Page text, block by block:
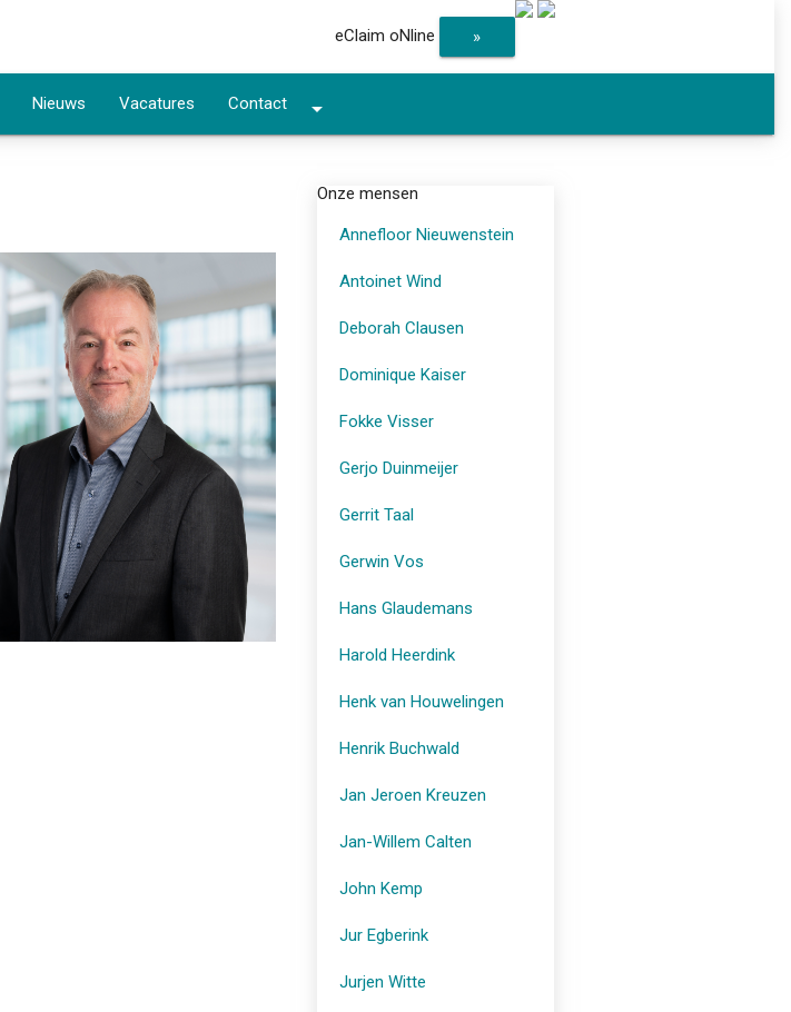
eClaim oNline »
Nieuws Vacatures Contact arrow_drop_down
Onze mensen
Annefloor Nieuwenstein
Antoinet Wind
Deborah Clausen
Dominique Kaiser
Fokke Visser
Gerjo Duinmeijer
Gerrit Taal
Gerwin Vos
Hans Glaudemans
Harold Heerdink
Henk van Houwelingen
Henrik Buchwald
Jan Jeroen Kreuzen
Jan-Willem Calten
John Kemp
Jur Egberink
Jurjen Witte